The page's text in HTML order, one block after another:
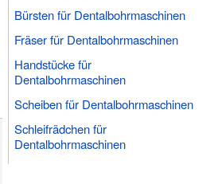
Bürsten für Dentalbohrmaschinen
Fräser für Dentalbohrmaschinen
Handstücke für
Dentalbohrmaschinen
Scheiben für Dentalbohrmaschinen
Schleifrädchen für
Dentalbohrmaschinen